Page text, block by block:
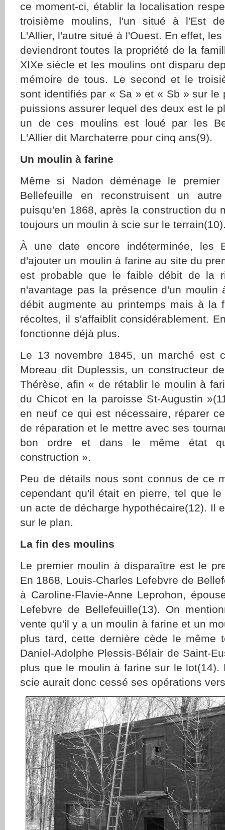
ce moment-ci, établir la localisation
troisième moulins, l'un situé à l'Est
L'Allier, l'autre situé à l'Ouest. En effet,
deviendront toutes la propriété de la
XIXe siècle et les moulins ont disparu
mémoire de tous. Le second et le
sont identifiés par « Sa » et « Sb » sur le
puissions assurer lequel des deux est le
un de ces moulins est loué par les
L'Allier dit Marchaterre pour cinq ans(9).
Un moulin à farine
Même si Nadon déménage le
Bellefeuille en reconstruisent un
puisqu'en 1868, après la construction du
toujours un moulin à scie sur le
À une date encore indéterminée, les
d'ajouter un moulin à farine au site du
est probable que le faible débit de la
n'avantage pas la présence d'un moulin
débit augmente au printemps mais à la
récoltes, il s'affaiblit considérablement.
fonctionne déjà plus.
Le 13 novembre 1845, un marché est
Moreau dit Duplessis, un constructeur
Thérèse, afin « de rétablir le moulin à
du Chicot en la paroisse St-Augustin
en neuf ce qui est nécessaire, réparer
de réparation et le mettre avec ses
bon ordre et dans le même état
construction ».
Peu de détails nous sont connus de ce
cependant qu'il était en pierre, tel que
un acte de décharge hypothécaire(12). Il
sur le plan.
La fin des moulins
Le premier moulin à disparaître est le
En 1868, Louis-Charles Lefebvre de
à Caroline-Flavie-Anne Leprohon,
Lefebvre de Bellefeuille(13). On
vente qu'il y a un moulin à farine et un
plus tard, cette dernière cède le même
Daniel-Adolphe Plessis-Bélair de Saint-
plus que le moulin à farine sur le lot(14).
scie aurait donc cessé ses opérations